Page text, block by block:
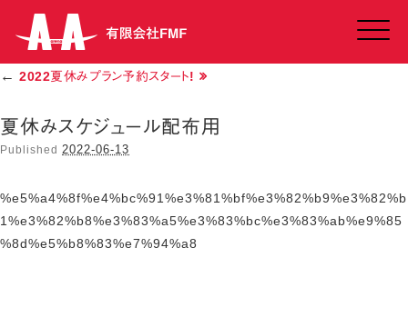
Click
← 2022夏休みプラン予約スタート!
夏休みスケジュール配布用
Published 2022-06-13
%e5%a4%8f%e4%bc%91%e3%81%bf%e3%82%b9%e3%82%b
1%e3%82%b8%e3%83%a5%e3%83%bc%e3%83%ab%e9%85
%8d%e5%b8%83%e7%94%a8